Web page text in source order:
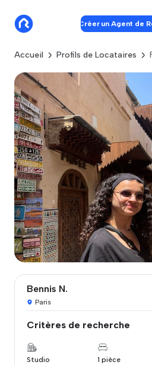
Créer un Agent de
Accueil Profils de Locataires
Bennis N.
Paris
Critères de recherche
Studio 1 pièce